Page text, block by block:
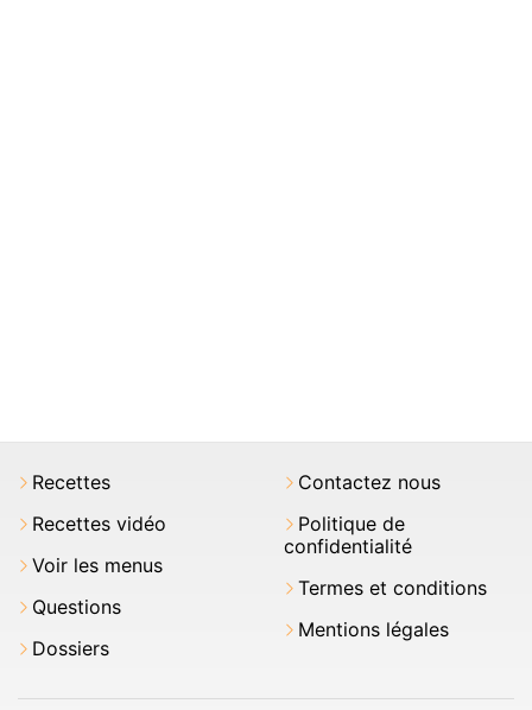
Recettes
Recettes vidéo
Voir les menus
Questions
Dossiers
Contactez nous
Politique de
confidentialité
Termes et conditions
Mentions légales